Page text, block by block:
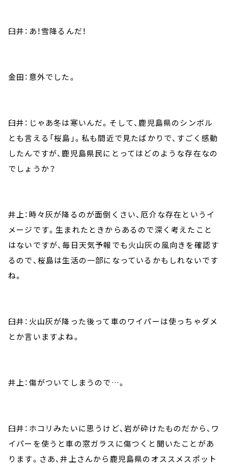
臼井：あ！雪降るんだ！
金田：意外でした。
臼井：じゃあ冬は寒いんだ。そして、鹿児島県のシンボル
とも言える「桜島」。私も間近で見たばかりで、すごく感動
したんですが、鹿児島県民にとってはどのような存在なの
でしょうか？
井上：時々灰が降るのが面倒くさい、厄介な存在というイ
メージです。生まれたときからあるので深く考えたこと
はないですが、毎日天気予報でも火山灰の風向きを確認す
るので、桜島は生活の一部になっているかもしれないです
ね。
臼井：火山灰が降った後って車のワイパーは使っちゃダメ
とか言いますよね。
井上：傷がついてしまうので…。
臼井：ホコリみたいに思うけど、岩が砕けたものだから、ワ
イパーを使うと車の窓ガラスに傷つくと聞いたことがあ
ります。さあ、井上さんから鹿児島県のオススメスポット